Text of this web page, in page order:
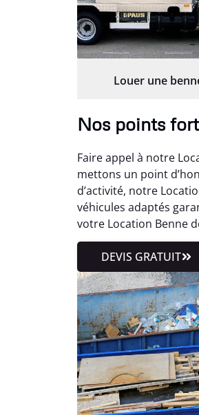
Louer une
Nos points
Faire appel à notre
mettons un point
d’activité, notre
véhicules adaptés
votre Location Benne
DEVIS GRATUIT